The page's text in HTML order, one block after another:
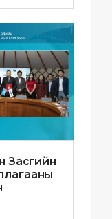
Засгийн